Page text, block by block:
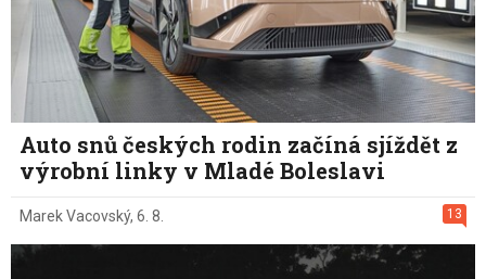
Auto snů českých rodin začíná sjíždět z
výrobní linky v Mladé Boleslavi
13
Marek Vacovský, 6. 8.